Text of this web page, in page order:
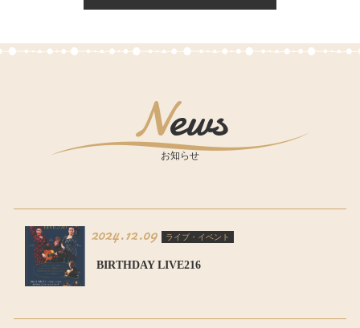
News
お知らせ
2024.12.09 ライブ・イベント
BIRTHDAY LIVE216